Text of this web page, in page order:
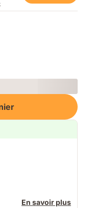
En savoir plus